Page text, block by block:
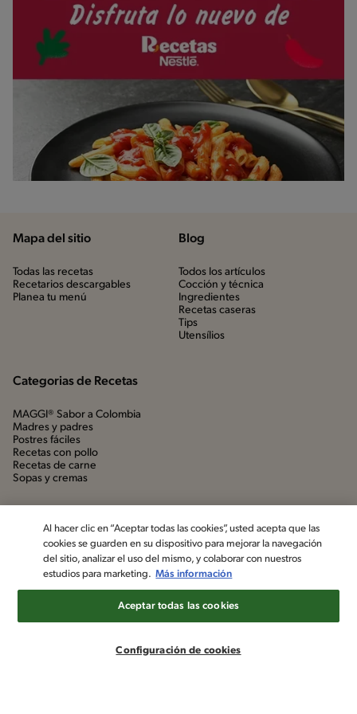
Mapa del sitio
Todas las recetas
Recetarios descargables
Planea tu menú
Blog
Todos los artículos
Cocción y técnica
Ingredientes
Recetas caseras
Tips
Utensílios
Categorias de Recetas
MAGGI® Sabor a Colombia
Madres y padres
Postres fáciles
Recetas con pollo
Recetas de carne
Sopas y cremas
©2022, Nestlé. Marcas registradas por Société dels Produits Nestlé,
Al hacer clic en “Aceptar todas las cookies”, usted acepta que las
cookies se guarden en su dispositivo para mejorar la navegación
del sitio, analizar el uso del mismo, y colaborar con nuestros
estudios para marketing. Más información
Configuración de cookies
Aceptar todas las cookies